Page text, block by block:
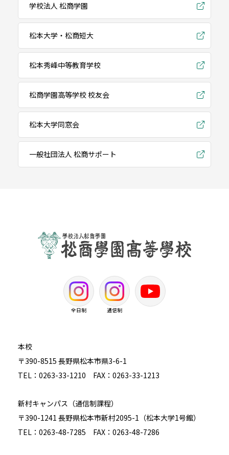
学校法人 松商学園
松本大学・松商短大
松本秀峰中等教育学校
松商学園高等学校 校友会
松本大学同窓会
一般社団法人 松商サポート
全日制 通信制
本校
〒390-8515 長野県松本市県3-6-1
TEL：0263-33-1210 FAX：0263-33-1213
新村キャンパス（通信制課程）
〒390-1241 長野県松本市新村2095-1（松本大学1号館）
TEL：0263-48-7285 FAX：0263-48-7286